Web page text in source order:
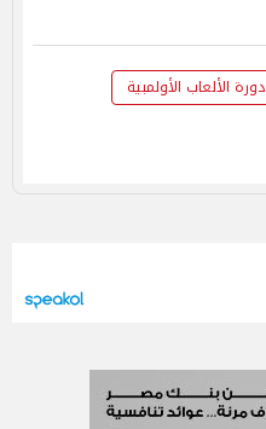
دورة الألعاب الأولمبية